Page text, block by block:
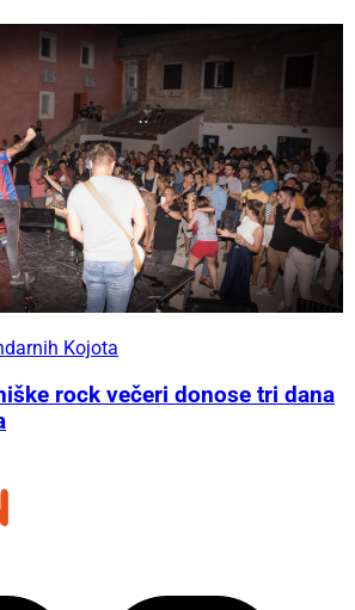
Kojota
rock večeri donose tri dana